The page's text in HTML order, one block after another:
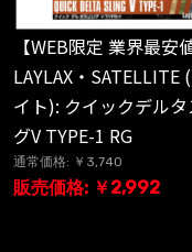
【WEB限定 業界最安
LAYLAX・SATELLITE
イト): クイックデル
グV TYPE-1 RG
通常価格: ￥3,740
販売価格: ￥2,992